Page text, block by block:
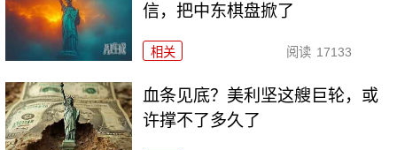
信，把中东棋盘掀了
相关 阅读 17133
血条见底？美利坚这艘巨轮，或
许撑不了多久了